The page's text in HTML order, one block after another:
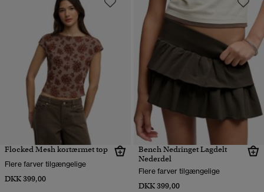
Flocked Mesh kortærmet top
Flere farver tilgængelige
DKK 399,00
Bench Nedringet Lagdelt
Nederdel
Flere farver tilgængelige
DKK 399,00